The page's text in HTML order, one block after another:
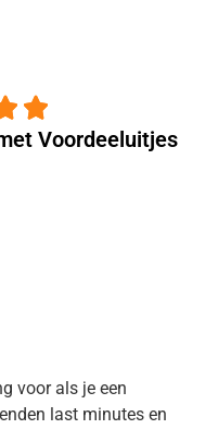

Voordeeluitjes
voor als je een
last minutes en